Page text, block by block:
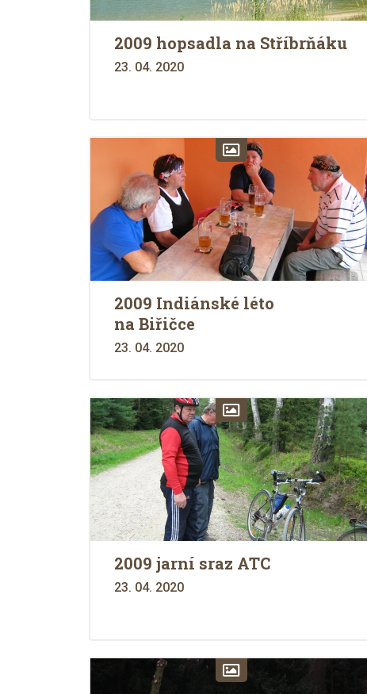
2009 hopsadla na Stříbrňáku
23. 04. 2020
2009 Indiánské léto
na Biřičce
23. 04. 2020
2009 jarní sraz ATC
23. 04. 2020